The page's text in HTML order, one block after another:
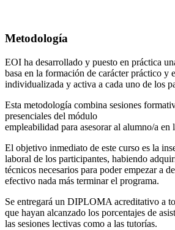
Metodología
EOI ha desarrollado y puesto en práctica
basa en la formación de carácter práctico y
individualizada y activa a cada uno de los
Esta metodología combina sesiones
presenciales del módulo
empleabilidad para asesorar al alumno/a en
El objetivo inmediato de este curso es la
laboral de los participantes, habiendo
técnicos necesarios para poder empezar a
efectivo nada más terminar el programa.
Se entregará un DIPLOMA acreditativo a
que hayan alcanzado los porcentajes de
las sesiones lectivas como a las tutorías.